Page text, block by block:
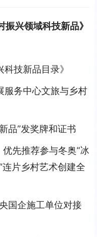
兴领域科技新品》
技新品目录》
服务中心文旅与乡村
品”发奖牌和证书
先推荐参与冬奥“冰
连片乡村艺术创建全
国企施工单位对接